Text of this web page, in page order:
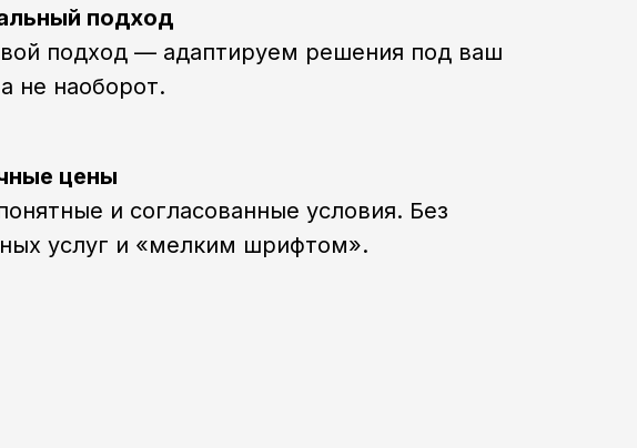
цены
и согласованные условия. Без
услуг и «мелким шрифтом».
подход
подход — адаптируем решения под ваш
не наоборот.